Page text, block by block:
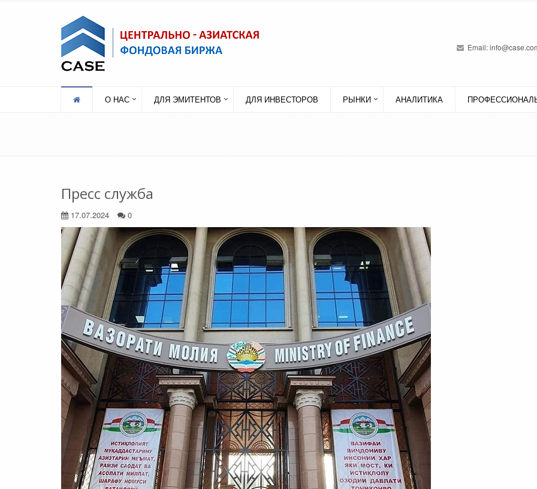
Email:
О НАС ДЛЯ ЭМИТЕНТОВ ДЛЯ ИНВЕСТОРОВ РЫНКИ АНАЛИТИКА
Пресс служба
17.07.2024 0